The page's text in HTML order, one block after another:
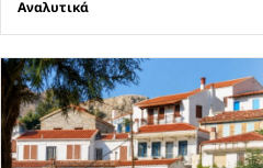
Αναλυτικά